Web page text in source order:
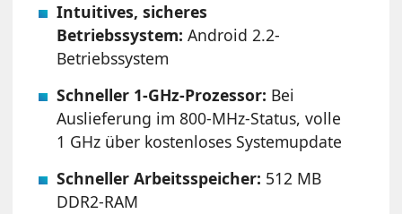
Intuitives, sicheres
Betriebssystem:Android 2.2-
Betriebssystem
Schneller 1-GHz-Prozessor: Bei
Auslieferung im 800-MHz-Status, volle
1 GHz über kostenloses Systemupdate
Schneller Arbeitsspeicher: 512 MB
DDR2-RAM